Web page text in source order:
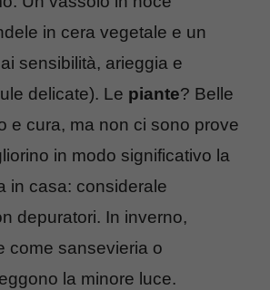
in cera vegetale e un
sensibilità, arieggia e
delicate). Le piante? Belle
e cura, ma non ci sono prove
in modo significativo la
in casa: considerale
depuratori. In inverno,
come sansevieria o
la minore luce.